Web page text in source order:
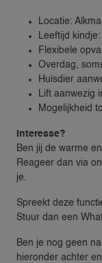
Locatie:
Leeftijd
Flexibele
Overdag,
Huisdier
Lift aanwezig
Mogelijkheid
Interesse?
Ben jij de warme
Reageer dan via
je.
Spreekt deze
Stuur dan een
Ben je nog geen
hieronder achter